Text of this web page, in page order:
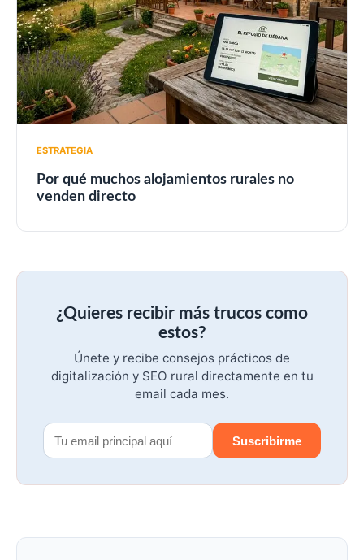
ESTRATEGIA
Por qué muchos alojamientos rurales no
venden directo
¿Quieres recibir más trucos como
estos?
Únete y recibe consejos prácticos de
digitalización y SEO rural directamente en tu
email cada mes.
Suscribirme